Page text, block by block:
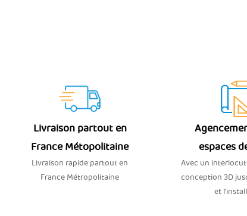
Livraison partout en
France Métopolitaine
Livraison rapide partout en
France Métropolitaine
espaces
Avec un
conception 3D
et